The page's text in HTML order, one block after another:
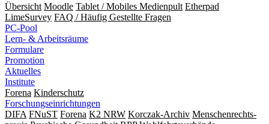
Übersicht Moodle Tablet / Mobiles Medienpult Etherpad
LimeSurvey FAQ / Häufig Gestellte Fragen
PC-Pool
Lern- & Arbeitsräume
Formulare
Promotion
Aktuelles
Institute
Forena Kinderschutz
Forschungseinrichtungen
DIFA FNuST Forena K2 NRW Korczak-Archiv Men­schen­rechts­